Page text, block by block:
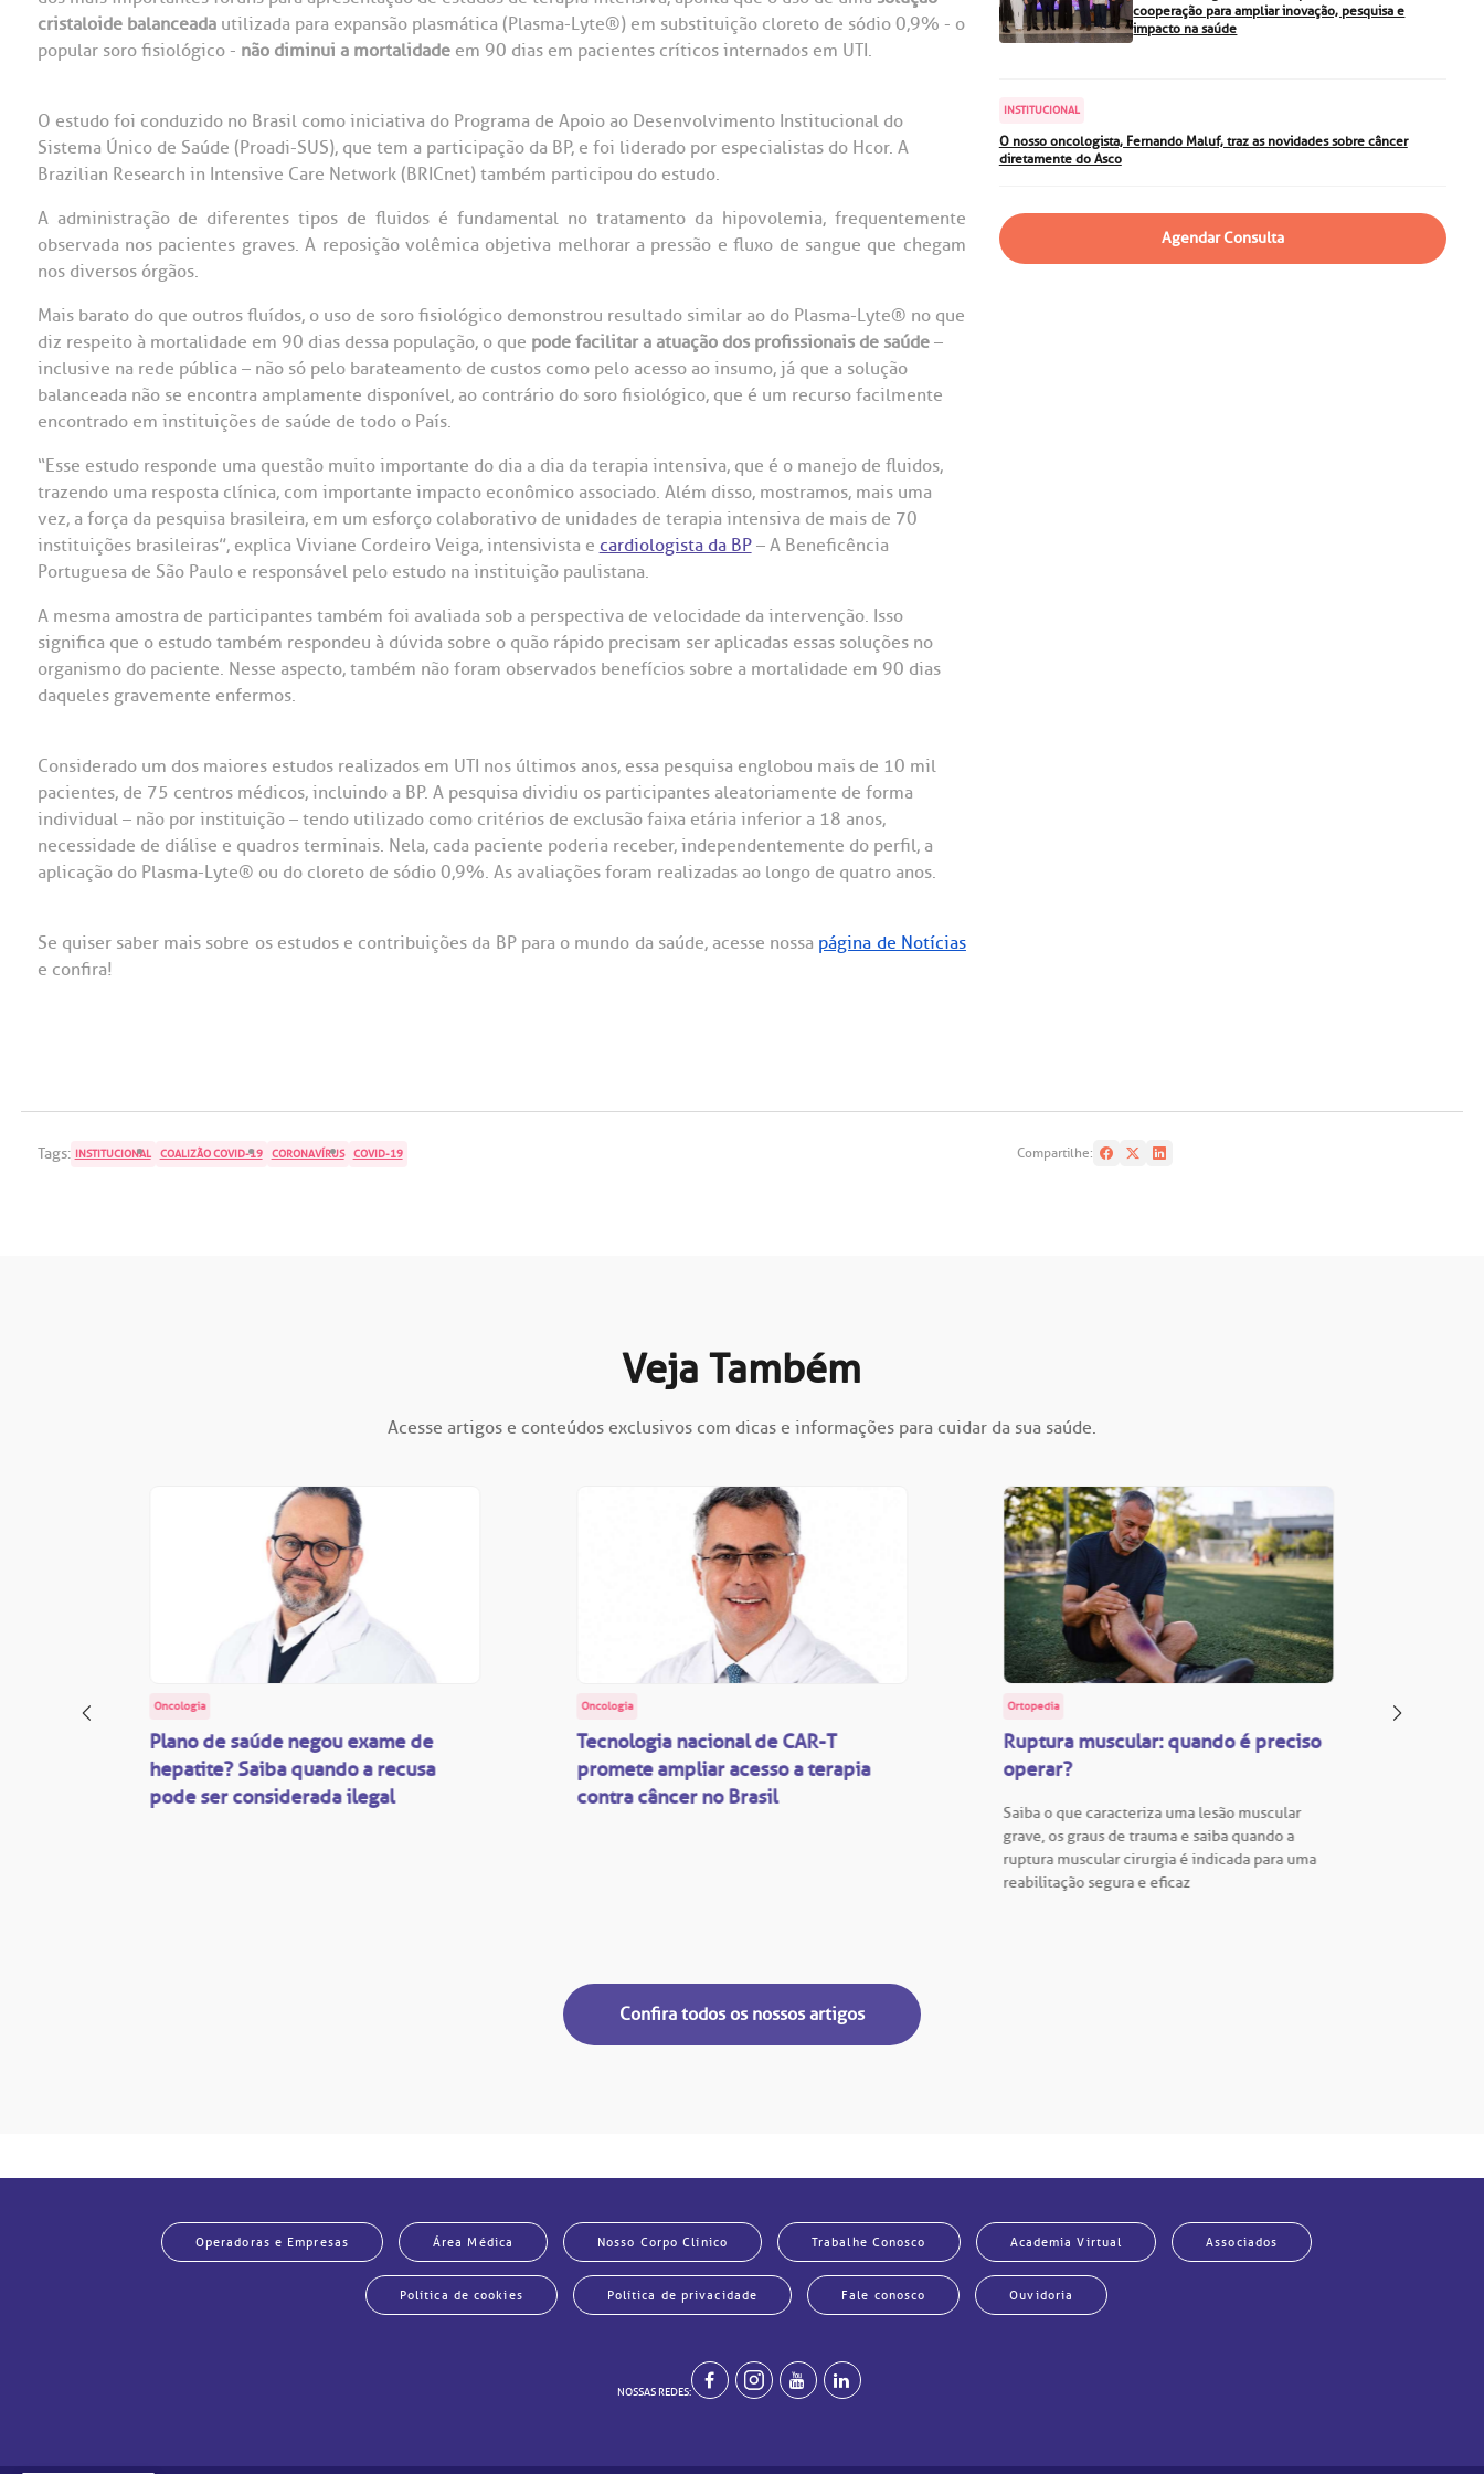
OUVIDORIA:
Fale Conosco
Saiba mais
Rua Maestro Cardim, 769
CEP: 01323-001 | Bela
Vista
Saiba mais
R. Martiniano de Carvalho,
965
Saiba mais
Teleinterconsulta
Solicitação de veracidade de
cristaloide balanceadautilizada para expansão plasmática (Plasma-Lyte®) em substituição cloreto de sódio 0,9% - o
popular soro fisiológico - não diminui a mortalidadeem 90 dias em pacientes críticos internados em UTI.
O estudo foi conduzido no Brasil como iniciativa do Programa de Apoio ao Desenvolvimento Institucional do
Sistema Único de Saúde (Proadi-SUS), que tem a participação da BP, e foi liderado por especialistas do Hcor. A
Brazilian Research in Intensive Care Network (BRICnet) também participou do estudo.
A administração de diferentes tipos de fluidos é fundamental no tratamento da hipovolemia, frequentemente
observada nos pacientes graves. A reposição volêmica objetiva melhorar a pressão e fluxo de sangue que chegam
nos diversos órgãos.
Mais barato do que outros fluídos, o uso de soro fisiológico demonstrou resultado similar ao do Plasma-Lyte® no que
diz respeito à mortalidade em 90 dias dessa população, o que pode facilitar a atuação dos profissionais de saúde–
inclusive na rede pública – não só pelo barateamento de custos como pelo acesso ao insumo, já que a solução
balanceada não se encontra amplamente disponível, ao contrário do soro fisiológico, que é um recurso facilmente
encontrado em instituições de saúde de todo o País.
“Esse estudo responde uma questão muito importante do dia a dia da terapia intensiva, que é o manejo de fluidos,
trazendo uma resposta clínica, com importante impacto econômico associado. Além disso, mostramos, mais uma
vez, a força da pesquisa brasileira, em um esforço colaborativo de unidades de terapia intensiva de mais de 70
instituições brasileiras”, explica Viviane Cordeiro Veiga, intensivista e cardiologista da BP– A Beneficência
Portuguesa de São Paulo e responsável pelo estudo na instituição paulistana.
A mesma amostra de participantes também foi avaliada sob a perspectiva de velocidade da intervenção. Isso
significa que o estudo também respondeu à dúvida sobre o quão rápido precisam ser aplicadas essas soluções no
organismo do paciente. Nesse aspecto, também não foram observados benefícios sobre a mortalidade em 90 dias
daqueles gravemente enfermos.
Considerado um dos maiores estudos realizados em UTI nos últimos anos, essa pesquisa englobou mais de 10 mil
pacientes, de 75 centros médicos, incluindo a BP. A pesquisa dividiu os participantes aleatoriamente de forma
individual – não por instituição – tendo utilizado como critérios de exclusão faixa etária inferior a 18 anos,
necessidade de diálise e quadros terminais. Nela, cada paciente poderia receber, independentemente do perfil, a
aplicação do Plasma-Lyte® ou do cloreto de sódio 0,9%. As avaliações foram realizadas ao longo de quatro anos.
Se quiser saber mais sobre os estudos e contribuições da BP para o mundo da saúde, acesse nossa página de Notícias
e confira!
cooperação para ampliar inovação, pesquisa e
impacto na saúde
INSTITUCIONAL
O nosso oncologista, Fernando Maluf, traz as novidades sobre câncer
diretamente do Asco
Agendar Consulta
Tags: INSTITUCIONAL COALIZÃO COVID-19 CORONAVÍRUS COVID-19 Compartilhe:
Veja Também
Acesse artigos e conteúdos exclusivos com dicas e informações para cuidar da sua saúde.
Oncologia
Plano de saúde negou exame de
hepatite? Saiba quando a recusa
pode ser considerada ilegal
Oncologia
Tecnologia nacional de CAR-T
promete ampliar acesso a terapia
contra câncer no Brasil
Ortopedia
Ruptura muscular: quando é preciso
operar?
Saiba o que caracteriza uma lesão muscular
grave, os graus de trauma e saiba quando a
ruptura muscular cirurgia é indicada para uma
reabilitação segura e eficaz
Confira todos os nossos artigos
Operadoras e Empresas Área Médica Nosso Corpo Clínico Trabalhe Conosco Academia Virtual Associados
Política de cookies Política de privacidade Fale conosco Ouvidoria
NOSSAS REDES: